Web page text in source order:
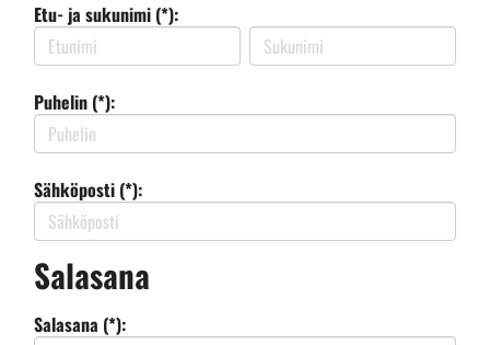
Etu- ja sukunimi (*):
Puhelin (*):
Sähköposti (*):
Salasana
Salasana (*):